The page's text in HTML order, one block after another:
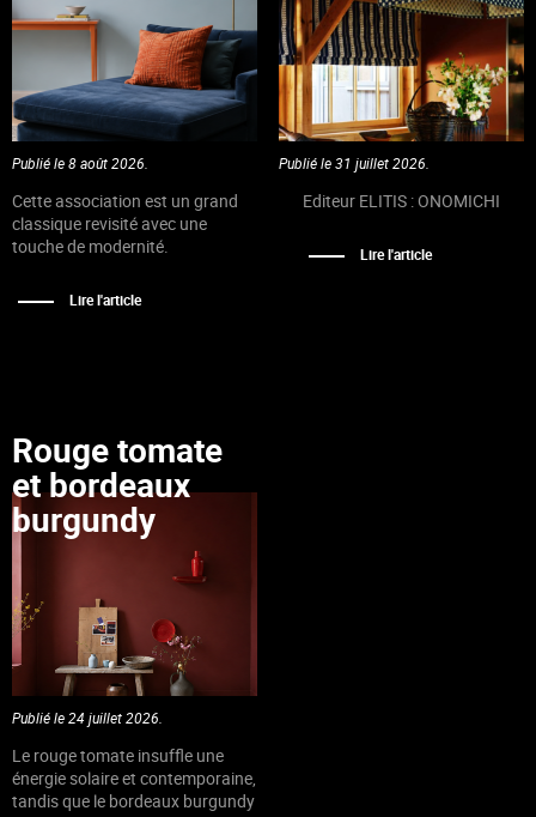
Publié le 8 août 2026.
Cette association est un grand
classique revisité avec une
touche de modernité.
Lire l'article
Publié le 31 juillet 2026.
Editeur ELITIS : ONOMICHI
Lire l'article
Publié le 24 juillet 2026.
Rouge tomate
et bordeaux
burgundy
Le rouge tomate insuffle une
énergie solaire et contemporaine,
tandis que le bordeaux burgundy